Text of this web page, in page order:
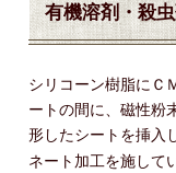
有機溶剤・殺
シリコーン樹脂にＣ
ートの間に、磁性粉
形したシートを挿入
ネート加工を施して